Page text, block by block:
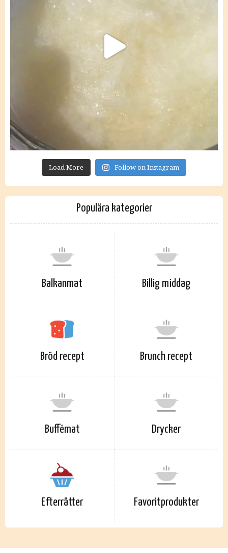
Load More Follow on Instagram
Populära kategorier
Balkanmat Billig middag
Bröd recept Brunch recept
Buffémat Drycker
Efterrätter Favoritprodukter